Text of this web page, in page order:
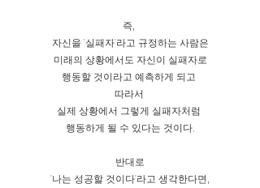
즉,
자신을 '실패자'라고 규정하는 사람은
미래의 상황에서도 자신이 실패자로
행동할 것이라고 예측하게 되고
따라서
실제 상황에서 그렇게 실패자처럼
행동하게 될 수 있다는 것이다.
반대로
'나는 성공할 것이다'라고 생각한다면,